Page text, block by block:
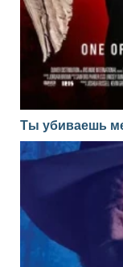
Ты убиваешь